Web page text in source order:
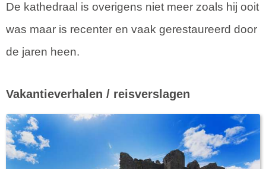
De kathedraal is overigens niet meer zoals hij ooit
was maar is recenter en vaak gerestaureerd door
de jaren heen.
Vakantieverhalen / reisverslagen